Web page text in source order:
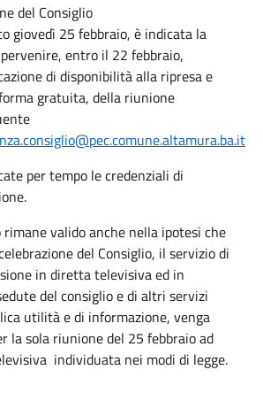
del Consiglio
giovedì 25 febbraio, è indicata la
entro il 22 febbraio,
di disponibilità alla ripresa e
gratuita, della riunione
per tempo le credenziali di
valido anche nella ipotesi che
del Consiglio, il servizio di
in diretta televisiva ed in
del consiglio e di altri servizi
utilità e di informazione, venga
la sola riunione del 25 febbraio ad
individuata nei modi di legge.